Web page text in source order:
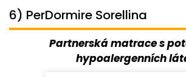
6) PerDormire Sorellina
Partnerská matrace s
hypoalergenních